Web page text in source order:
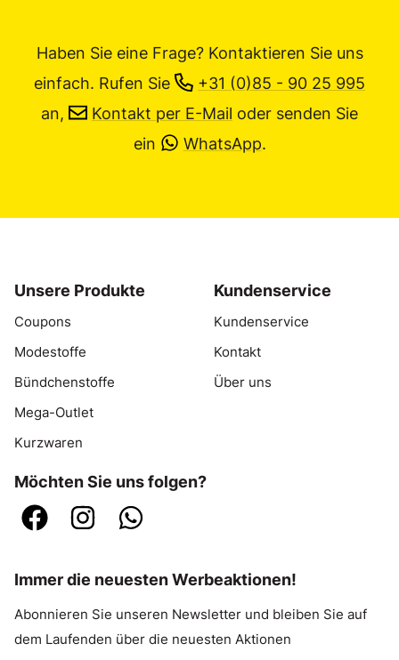
Haben Sie eine Frage? Kontaktieren Sie uns
einfach. Rufen Sie
+31 (0)85 - 90 25 995
an,
Kontakt per E-Mail oder senden Sie
ein
WhatsApp.
Unsere Produkte
Coupons
Modestoffe
Bündchenstoffe
Mega-Outlet
Kurzwaren
Kundenservice
Kundenservice
Kontakt
Über uns
Möchten Sie uns folgen?
Immer die neuesten Werbeaktionen!
Abonnieren Sie unseren Newsletter und bleiben Sie auf
dem Laufenden über die neuesten Aktionen